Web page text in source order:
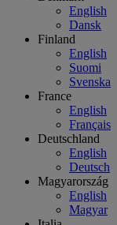
English
Dansk
Finland
English
Suomi
Svenska
France
English
Français
Deutschland
English
Deutsch
Magyarország
English
Magyar